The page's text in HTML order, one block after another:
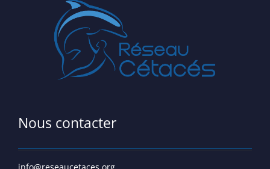
Nous contacter